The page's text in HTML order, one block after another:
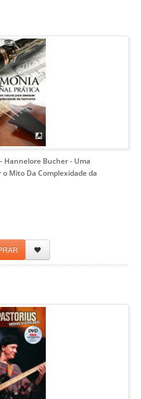
- Hannelore Bucher- Uma
Mito Da Complexidade da